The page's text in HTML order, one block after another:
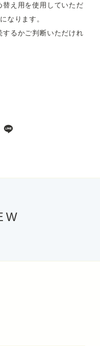
え用を使用していただ
なります。
るかご判断いただけれ